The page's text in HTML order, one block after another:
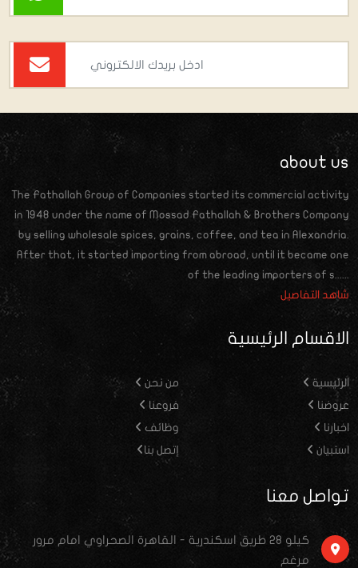
about us
The Fathallah Group of Companies started its commercial activity
in 1948 under the name of Mossad Fathallah & Brothers Company
by selling wholesale spices, grains, coffee, and tea in Alexandria.
After that, it started importing from abroad, until it became one
of the leading importers of s......
شاهد التفاصيل
الاقسام الرئيسية
الرئيسية
من نحن
عروضنا
فروعنا
اخبارنا
وظائف
استبيان
إتصل بنا
تواصل معنا
كيلو ٢٨ طريق اسكندرية - القاهرة الصحراوي امام مرور
مرغم